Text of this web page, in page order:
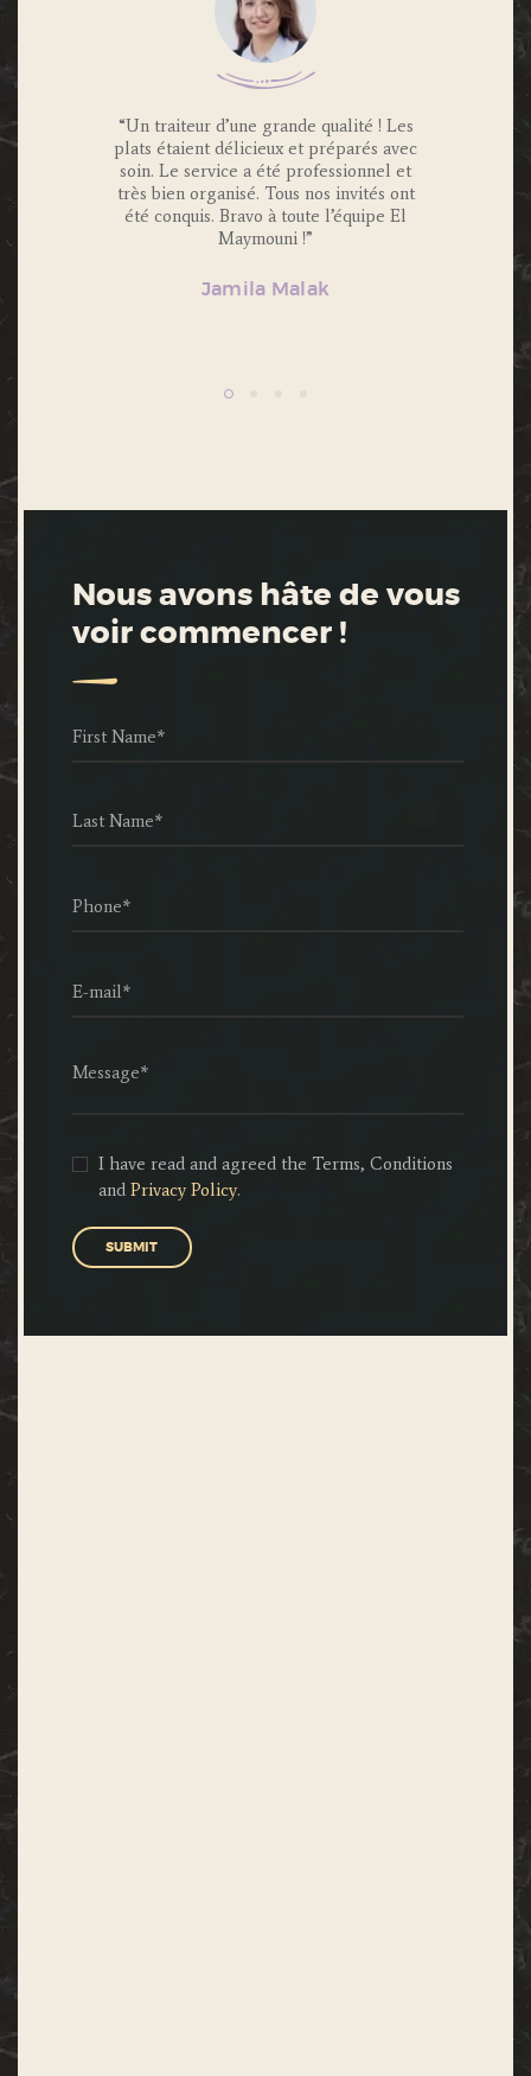
invités
“Un traiteur d’une grande qualité ! Les
plats étaient délicieux et préparés avec
soin. Le service a été professionnel et
très bien organisé. Tous nos invités ont
été conquis. Bravo à toute l’équipe El
Maymouni !”
Jamila Malak
“Nous
Nous avons hâte de vous
voir commencer !
I have read and agreed the Terms, Conditions
andPrivacy Policy.